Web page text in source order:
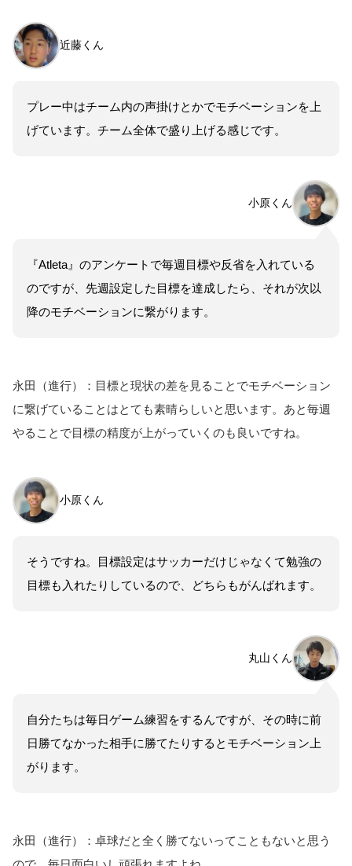
プレー中はチーム内の声掛けとかでモチベーションを上
げています。チーム全体で盛り上げる感じです。
近藤くん
『Atleta』のアンケートで毎週目標や反省を入れている
のですが、先週設定した目標を達成したら、それが次以
降のモチベーションに繋がります。
小原くん
永田（進行）：目標と現状の差を見ることでモチベーション
に繋げていることはとても素晴らしいと思います。あと毎週
やることで目標の精度が上がっていくのも良いですね。
そうですね。目標設定はサッカーだけじゃなくて勉強の
目標も入れたりしているので、どちらもがんばれます。
小原くん
自分たちは毎日ゲーム練習をするんですが、その時に前
日勝てなかった相手に勝てたりするとモチベーション上
がります。
丸山くん
永田（進行）：卓球だと全く勝てないってこともないと思う